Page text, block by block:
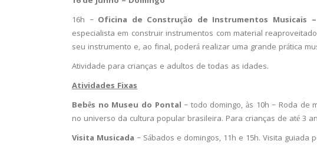
16h – Oficina de Construção de Instrumentos Musicais –
especialista em construir instrumentos com material
seu instrumento e, ao final, poderá realizar uma grande prática
Atividade para crianças e adultos de todas as idades.
Atividades Fixas
Bebês no Museu do Pontal – todo domingo, às 10h – Roda de
no universo da cultura popular brasileira. Para crianças de até 3
Visita Musicada – Sábados e domingos, 11h e 15h. Visita guiada